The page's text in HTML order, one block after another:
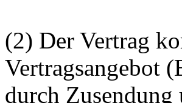
(2) Der Vertrag
Vertragsangebot
durch Zusendung